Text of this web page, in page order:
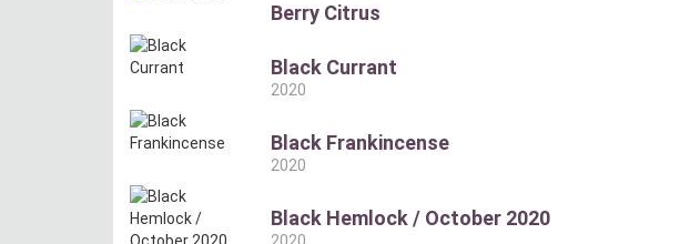
Berry Citrus
Black Currant
2020
Black Frankincense
2020
Black Hemlock / October 2020